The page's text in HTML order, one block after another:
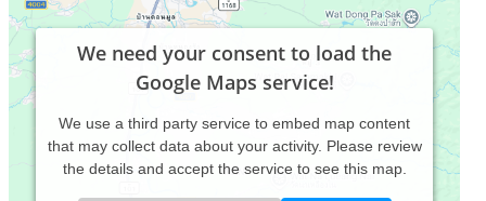
We need your consent to load the
Google Maps service!
We use a third party service to embed map content
that may collect data about your activity. Please review
the details and accept the service to see this map.